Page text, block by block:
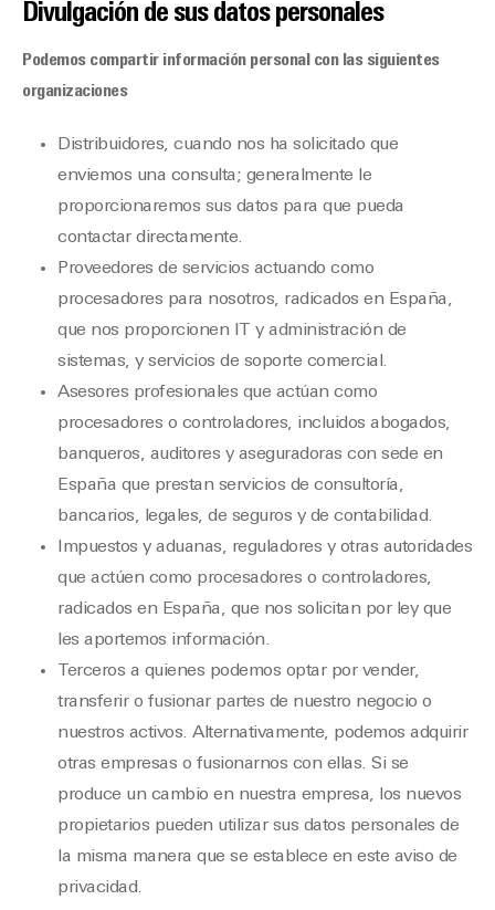
Divulgación de sus datos personales
Podemos compartir información personal con las siguientes
organizaciones
Distribuidores, cuando nos ha solicitado que
enviemos una consulta; generalmente le
proporcionaremos sus datos para que pueda
contactar directamente.
Proveedores de servicios actuando como
procesadores para nosotros, radicados en España,
que nos proporcionen IT y administración de
sistemas, y servicios de soporte comercial.
Asesores profesionales que actúan como
procesadores o controladores, incluidos abogados,
banqueros, auditores y aseguradoras con sede en
España que prestan servicios de consultoría,
bancarios, legales, de seguros y de contabilidad.
Impuestos y aduanas, reguladores y otras autoridades
que actúen como procesadores o controladores,
radicados en España, que nos solicitan por ley que
les aportemos información.
Terceros a quienes podemos optar por vender,
transferir o fusionar partes de nuestro negocio o
nuestros activos. Alternativamente, podemos adquirir
otras empresas o fusionarnos con ellas. Si se
produce un cambio en nuestra empresa, los nuevos
propietarios pueden utilizar sus datos personales de
la misma manera que se establece en este aviso de
privacidad.